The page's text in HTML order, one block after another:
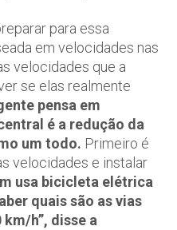
para essa
em velocidades nas
velocidades que a
se elas realmente
pensa em
é a redução da
um todo. Primeiro é
velocidades e instalar
usa bicicleta elétrica
quais são as vias
h”, disse a